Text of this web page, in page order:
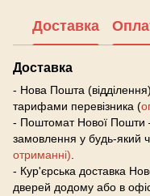
Доставка
Доставка
- Нова Пошта
тарифами перевізника (
- Поштомат Нової Пошти
замовлення у будь-який
отриманні).
- Кур'єрська доставка
дверей додому або в